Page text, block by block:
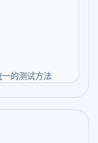
的测试方法